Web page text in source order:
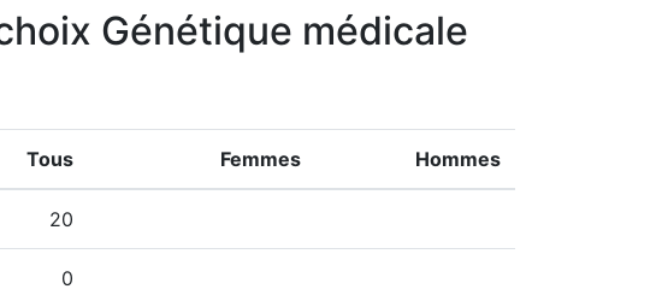
Génétique médicale
Tous Femmes Hommes
20
0